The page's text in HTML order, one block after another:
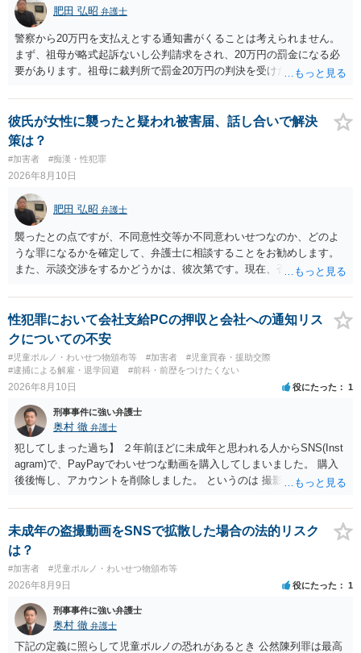
肥田 弘昭 弁護士
警察から20万円を支払えとする通知書がくることは考えられません。
まず、祖母が略式起訴ないし公判請求をされ、20万円の罰金になる必
要があります。祖母に裁判所で罰金20万円の判決を受けたかを確認し
「検察庁」です。まずは振込はせずに、かかれている警察署にホーム
ページなどを別途調べて連絡することをお勧めします。ご参考にして
ください。
彼氏が女性に襲ったと疑われ被害届、話し合いで解決
策は？
#加害者 #痴漢・性犯罪
2026年8月10日
肥田 弘昭 弁護士
襲ったとの点ですが、不同意性交等か不同意わいせつなのか、どのよ
うな罪になるかを確定して、弁護士に相談することをお勧めします。
また、示談交渉をするかどうかは、彼次第です。現在、否認している
を前提に捜査機関に対する弁護活動を弁護人を選任してすべきかと思
います。ご参考にしてください。
性犯罪において会社支給PCの押収と会社への通知リス
クについての不安
#児童ポルノ・わいせつ物頒布等 #加害者
#児童買春・援助交際
#逮捕による解雇・退学回避
#前科・前歴をつけたくない
2026年8月10日 役にたった 1
刑事事件に強い弁護士
奥村 徹 弁護士
犯してしまった過ち】 ２年前ほどに未成年と思われる人からSNS(Inst
agram)で、PayPayでわいせつな動画を購入してしまいました。 購入
後後悔し、アカウントを削除しました。 というのは 撮影済みなら児童
罪・性的姿態撮影罪 16歳未満だと、不同意わいせつ罪（176条3項）
等が検討されます。 罪名によって、会社PCの押収の可能性も変わって
くるでしょう。 一般論としては、 所持罪だけであれば、 弁護士に相
談した上で、実際に使った端末を持って、警察相談に出向いておけば
会社PCまでは押収されないと思います。 不同意わいせつ罪（176条3
項）になると、 自首したとしても、自宅等の捜索差押等が行われる可
能性があります
未成年の盗撮動画をSNSで拡散した場合の法的リスク
は？
#加害者 #児童ポルノ・わいせつ物頒布等
2026年8月9日 役にたった 1
刑事事件に強い弁護士
奥村 徹 弁護士
下記の定義に照らして児童ポルノの恐れがあるとき 公然陳列罪は最高